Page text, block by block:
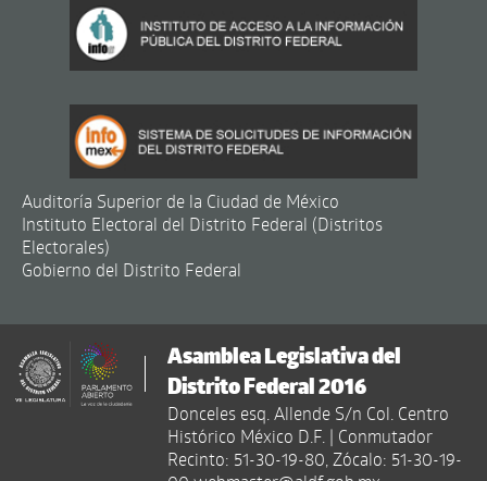
Auditoría Superior de la Ciudad de México
Instituto Electoral del Distrito Federal (Distritos
Electorales)
Gobierno del Distrito Federal
Asamblea Legislativa del
Distrito Federal 2016
Donceles esq. Allende S/n Col. Centro
Histórico México D.F. | Conmutador
Recinto: 51-30-19-80, Zócalo: 51-30-19-